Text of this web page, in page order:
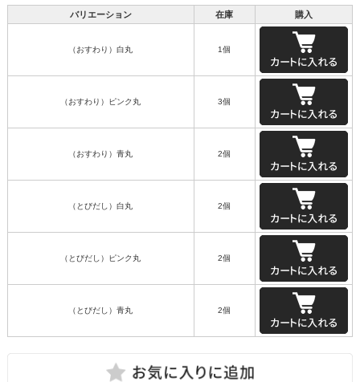
バリエーション 在庫 購入
（おすわり）白丸 1個
（おすわり）ピンク丸 3個
（おすわり）青丸 2個
（とびだし）白丸 2個
（とびだし）ピンク丸 2個
（とびだし）青丸 2個